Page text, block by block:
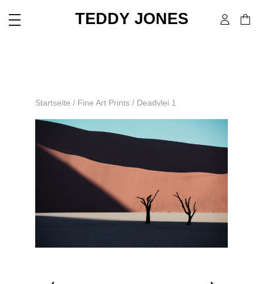
TEDDY JONES
Startseite / Fine Art Prints / Deadvlei 1